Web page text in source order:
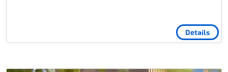
Details